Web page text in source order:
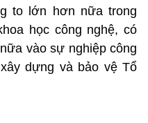
to lớn hơn nữa trong
học công nghệ, có
vào sự nghiệp công
dựng và bảo vệ Tổ